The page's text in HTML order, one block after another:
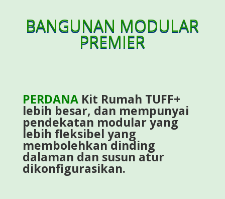
BANGUNAN MODULAR
PREMIER
PERDANAKit Rumah TUFF+
lebih besar, dan mempunyai
pendekatan modular yang
lebih fleksibel yang
membolehkan dinding
dalaman dan susun atur
dikonfigurasikan.